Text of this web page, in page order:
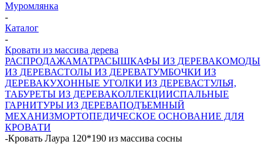
Муромлянка
-
Каталог
-
Кровати из массива дерева
РАСПРОДАЖАМАТРАСЫШКАФЫ ИЗ ДЕРЕВАКОМОДЫ
ИЗ ДЕРЕВАСТОЛЫ ИЗ ДЕРЕВАТУМБОЧКИ ИЗ
ДЕРЕВАКУХОННЫЕ УГОЛКИ ИЗ ДЕРЕВАСТУЛЬЯ,
ТАБУРЕТЫ ИЗ ДЕРЕВАКОЛЛЕКЦИИСПАЛЬНЫЕ
ГАРНИТУРЫ ИЗ ДЕРЕВАПОДЪЕМНЫЙ
МЕХАНИЗМОРТОПЕДИЧЕСКОЕ ОСНОВАНИЕ ДЛЯ
КРОВАТИ
-Кровать Лаура 120*190 из массива сосны